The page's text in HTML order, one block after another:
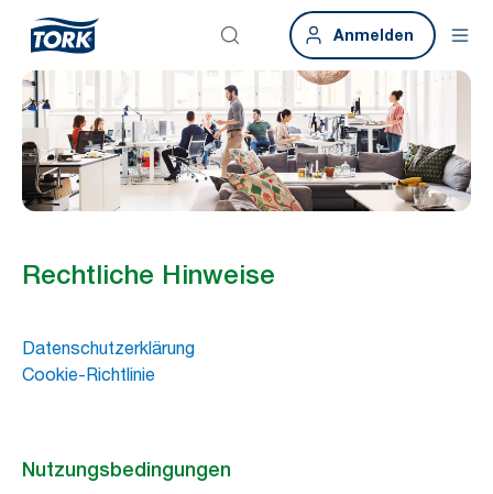
Anmelden
Rechtliche Hinweise
Datenschutzerklärung
Cookie-Richtlinie
Nutzungsbedingungen